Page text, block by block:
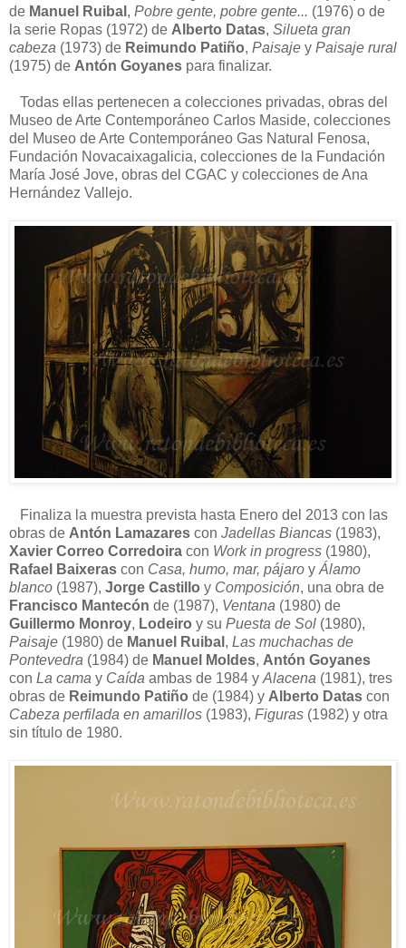
de Manuel Ruibal , Pobre gente, pobre gente... (1976) o de
la serie Ropas (1972) de Alberto Datas, Silueta gran
cabeza (1973) de Reimundo Patiño, Paisaje y Paisaje rural
(1975) de Antón Goyanes para finalizar.
Todas ellas pertenecen a colecciones privadas, obras del
Museo de Arte Contemporáneo Carlos Maside, colecciones
del Museo de Arte Contemporáneo Gas Natural Fenosa,
Fundación Novacaixagalicia, colecciones de la Fundación
María José Jove, obras del CGAC y colecciones de Ana
Hernández Vallejo.
Finaliza la muestra prevista hasta Enero del 2013 con las
obras de Antón Lamazares con Jadellas Biancas (1983),
Xavier Correo Corredoira con Work in progress (1980),
Rafael Baixeras con Casa, humo, mar, pájaro yÁlamo
blanco (1987), Jorge Castillo y Composición, una obra de
Francisco Mantecón de (1987), Ventana (1980) de
Guillermo Monroy, Lodeiro y su Puesta de Sol (1980),
Paisaje (1980) de Manuel Ruibal , Las muchachas de
Pontevedra (1984) de Manuel Moldes, Antón Goyanes
con La cama y Caída ambas de 1984 yAlacena (1981), tres
obras de Reimundo Patiño de (1984) y Alberto Datas con
Cabeza perfilada en amarillos (1983), Figuras (1982) y otra
sin título de 1980.